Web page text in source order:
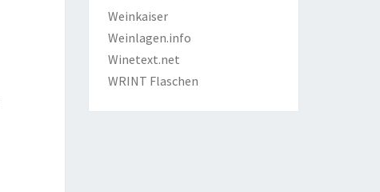
Weinkaiser
Weinlagen.info
Winetext.net
WRINT Flaschen